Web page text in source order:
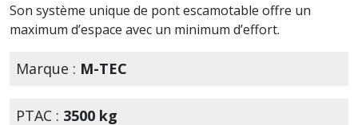
Son système unique de pont escamotable offre un
maximum d’espace avec un minimum d’effort.
Marque : M-TEC
PTAC : 3500 kg